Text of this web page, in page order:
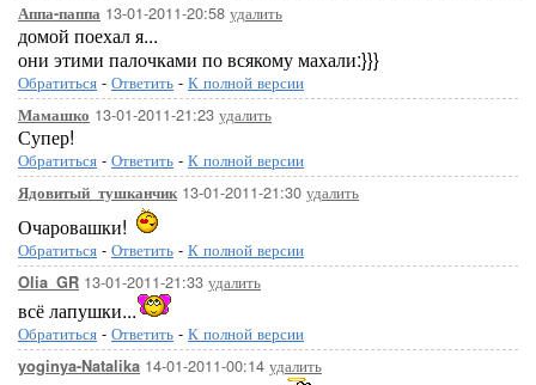
Аппа-паппа 13-01-2011-20:58 удалить
домой поехал я...
они этими палочками по всякому махали:}}}
Обратиться - Ответить - К полной версии
Мамашко 13-01-2011-21:23 удалить
Супер!
Обратиться - Ответить - К полной версии
Ядовитый_тушканчик13-01-2011-21:30 удалить
Очаровашки!
Обратиться - Ответить - К полной версии
Olia_GR 13-01-2011-21:33 удалить
всё лапушки...
Обратиться - Ответить - К полной версии
yoginya-Natalika 14-01-2011-00:14 удалить